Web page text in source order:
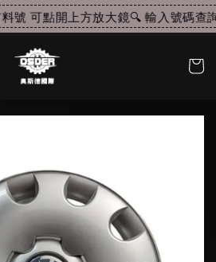
號 可點開上方放大鏡🔍 輸入號碼查